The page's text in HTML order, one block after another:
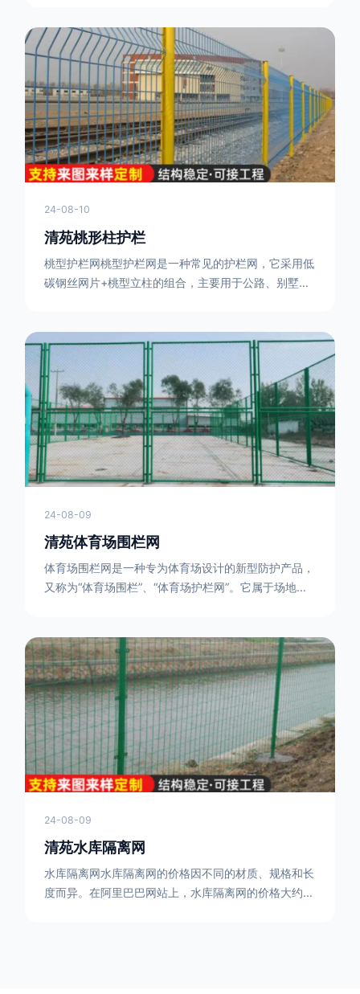
的功能防护功能：市政道路护栏的主要功能是防止车辆
失控，保护行人安全。它可以有效地阻止因驾驶员疏忽
或车辆故障而导致的事故发生，减少交通事故的发生
率。隔离功能：市政道路护栏可以将道路与人行道、绿
化带等隔离开来，避
24-08-10
清苑桃形柱护栏
桃型护栏网桃型护栏网是一种常见的护栏网，它采用低
碳钢丝网片+桃型立柱的组合，主要用于公路、别墅小
型，安装方便。桃型护栏网的安装方法如下：先固定
17631598285根色谱柱，然后将网格钩在此色谱柱
上，然后将第二根色谱柱钩在网格上，然后将其拧紧，
然后类推，一套一套的安装即可。该安装牢固美观，不
会损坏油漆表面 。桃型护栏网使
24-08-09
清苑体育场围栏网
体育场围栏网是一种专为体育场设计的新型防护产品，
又称为“体育场围栏”、“体育场护栏网”。它属于场地围
整。体育场围栏网的材质有很多种，如钢丝绳网、聚酯
纤维网、玻璃纤维网等。不同材质的体育场围栏网具有
不同的特点和优缺点。例如，钢丝绳网具有强度高、耐
腐蚀、耐磨损等特点；聚酯纤维网则具有柔韧性好、透
气性好等特点。体育场围栏网是一种
24-08-09
清苑水库隔离网
水库隔离网水库隔离网的价格因不同的材质、规格和长
度而异。在阿里巴巴网站上，水库隔离网的价格大约在